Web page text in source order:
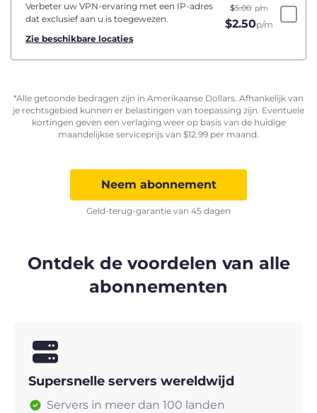
Verbeter uw VPN-ervaring met een IP-adres
dat exclusief aan u is toegewezen.
Zie beschikbare locaties
$5.00 p/m
$2.50p/m
*Alle getoonde bedragen zijn in Amerikaanse Dollars. Afhankelijk van
je rechtsgebied kunnen er belastingen van toepassing zijn. Eventuele
kortingen geven een verlaging weer op basis van de huidige
maandelijkse serviceprijs van $12.99 per maand.
Neem abonnement
Geld-terug-garantie van 45 dagen
Ontdek de voordelen van alle
abonnementen
Supersnelle servers wereldwijd
Servers in meer dan 100 landen